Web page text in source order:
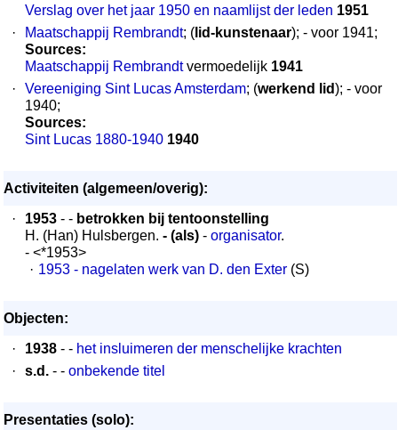
Verslag over het jaar 1950 en naamlijst der leden 1951
·
Maatschappij Rembrandt; ( lid-kunstenaar); - voor 1941;
Sources:
Maatschappij Rembrandtvermoedelijk 1941
·
Vereeniging Sint Lucas Amsterdam; (werkend lid); - voor
1940;
Sources:
Sint Lucas 1880-1940 1940
Activiteiten (algemeen/overig):
·
1953 - - betrokken bij tentoonstelling
H. (Han) Hulsbergen. - (als) - organisator.
- <*1953>
· 1953 - nagelaten werk van D. den Exter (S)
Objecten:
·
1938 - - het insluimeren der menschelijke krachten
·
s.d. - - onbekende titel
Presentaties (solo):